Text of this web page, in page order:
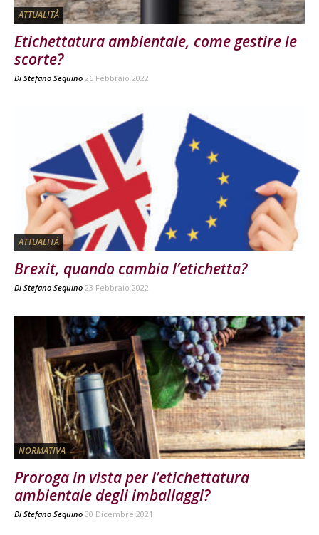
ATTUALITÀ
Etichettatura ambientale, come gestire le
scorte?
Di Stefano Sequino 26 Febbraio 2022
ATTUALITÀ
Brexit, quando cambia l’etichetta?
Di Stefano Sequino 23 Febbraio 2022
NORMATIVA
Proroga in vista per l’etichettatura
ambientale degli imballaggi?
Di Stefano Sequino 30 Dicembre 2021